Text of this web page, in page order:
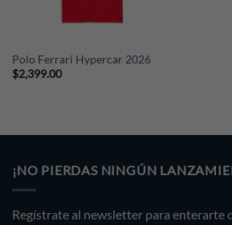
Polo Ferrari Hypercar 2026
$2,399.00
¡NO PIERDAS NINGÚN
Regístrate al newsletter para enterarte